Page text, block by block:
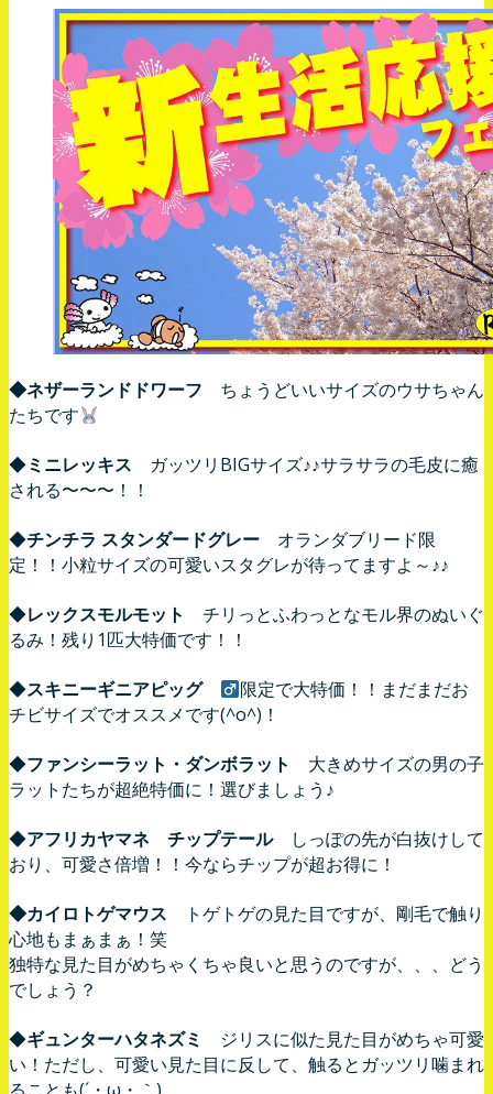
◆ネザーランドドワーフ ちょうどいいサイズのウサちゃん
たちです
◆ミニレッキス ガッツリBIGサイズ♪♪サラサラの毛皮に癒
される〜〜〜！！
◆チンチラ スタンダードグレー オランダブリード限
定！！小粒サイズの可愛いスタグレが待ってますよ～♪♪
◆レックスモルモット
チリっとふわっとなモル界のぬいぐ
るみ！残り1匹大特価です！！
◆スキニーギニアピッグ
限定で大特価！！まだまだお
チビサイズでオススメです(^o^)！
◆ファンシーラット・ダンボラット
大きめサイズの男の子
ラットたちが超絶特価に！選びましょう♪
◆アフリカヤマネ チップテールしっぽの先が白抜けして
おり、可愛さ倍増！！今ならチップが超お得に！
◆カイロトゲマウス
トゲトゲの見た目ですが、剛毛で触り
心地もまぁまぁ！笑
独特な見た目がめちゃくちゃ良いと思うのですが、、、どう
でしょう？
◆ギュンターハタネズミ
ジリスに似た見た目がめちゃ可愛
い！ただし、可愛い見た目に反して、触るとガッツリ噛まれ